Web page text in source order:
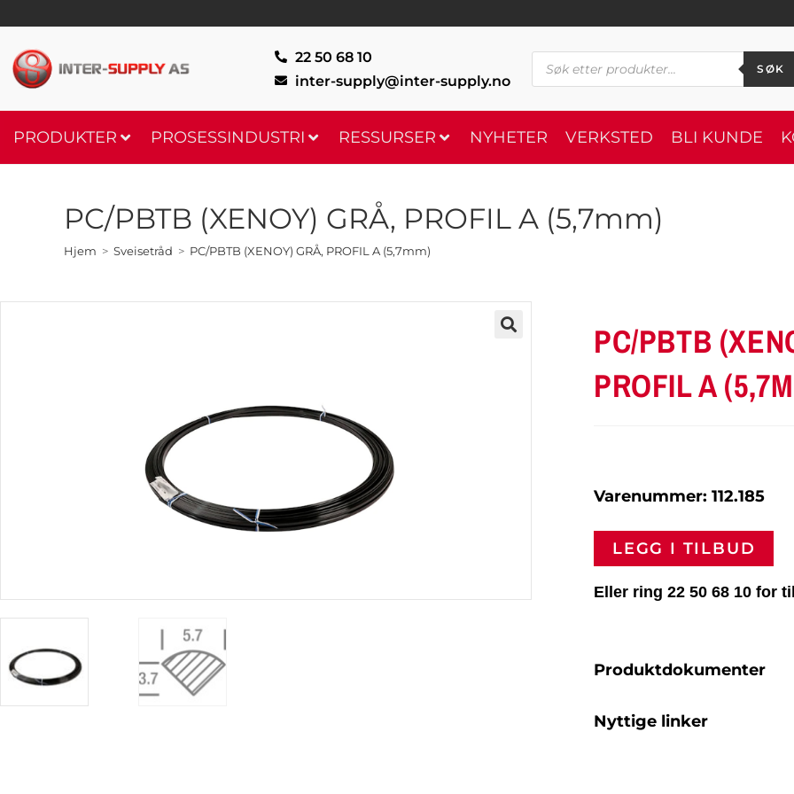
22 50 68 10
inter-supply@inter-supply.no
SØK
PRODUKTER PROSESSINDUSTRI RESSURSER NYHETER VERKSTED BLI KUNDE
PC/PBTB (XENOY) GRÅ, PROFIL A (5,7mm)
Hjem > Sveisetråd > PC/PBTB (XENOY) GRÅ, PROFIL A (5,7mm)
PC/PBTB
PROFIL A
Varenummer: 112.185
LEGG I TILBUD
Eller ring 22 50 68 10 for
Produktdokumenter
Nyttige linker